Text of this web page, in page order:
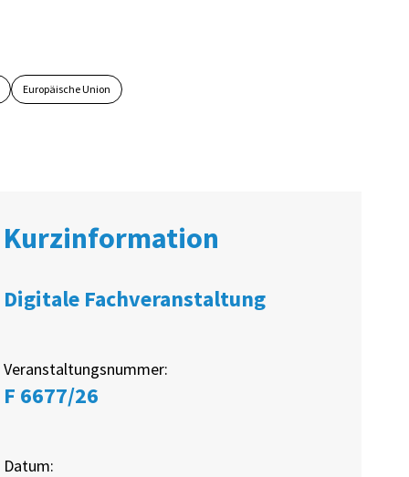
Europäische Union
Kurzinformation
Digitale Fachveranstaltung
Veranstaltungsnummer:
F 6677/26
Datum: